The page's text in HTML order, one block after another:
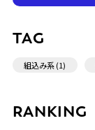
TAG
組込み系 (1)
RANKING